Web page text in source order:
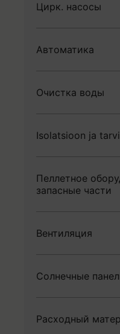
Цирк. насосы
Автоматика
Очистка воды
Isolatsioon ja
Isolatsiooni
Пеллетное
запасные части
Вентиляция
Фитинги
Солнечные
Расходный